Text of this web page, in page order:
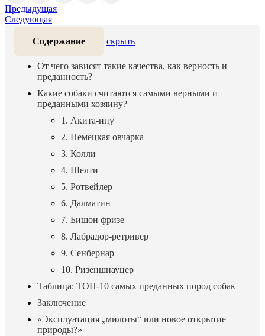
Предыдущая
Следующая
Содержание скрыть
От чего зависят такие качества, как верность и
преданность?
Какие собаки считаются самыми верными и
преданными хозяину?
1. Акита-ину
2. Немецкая овчарка
3. Колли
4. Шелти
5. Ротвейлер
6. Далматин
7. Бишон фризе
8. Лабрадор-ретривер
9. Сенбернар
10. Ризеншнауцер
Таблица: ТОП-10 самых преданных пород собак
Заключение
«Эксплуатация „милоты“ или новое открытие
природы?»